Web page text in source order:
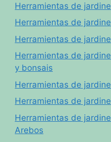
Herramientas de
Herramientas de
Herramientas de
Herramientas de
y bonsais
Herramientas de
Herramientas de
Herramientas de
Arebos